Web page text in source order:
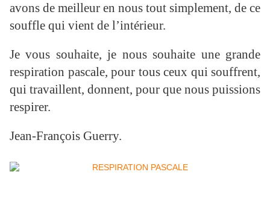
avons de meilleur en nous tout simplement, de ce
souffle qui vient de l’intérieur.
Je vous souhaite, je nous souhaite une grande
respiration pascale, pour tous ceux qui souffrent,
qui travaillent, donnent, pour que nous puissions
respirer.
Jean-François Guerry.